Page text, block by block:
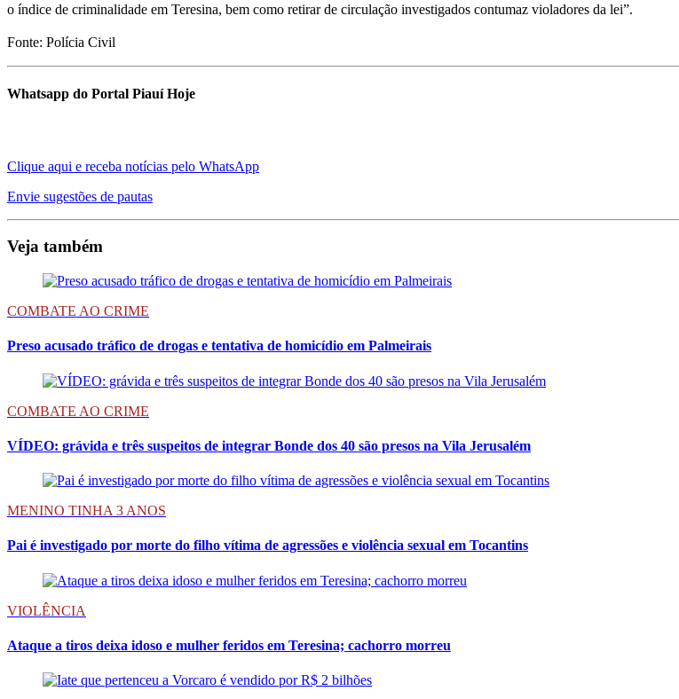
o índice de criminalidade em Teresina, bem como retirar de circulação investigados contumaz violadores da lei”.
Fonte: Polícia Civil
Whatsapp do Portal Piauí Hoje
Clique aqui e receba notícias pelo WhatsApp
Envie sugestões de pautas
Veja também
COMBATE AO CRIME
Preso acusado tráfico de drogas e tentativa de homicídio em Palmeirais
COMBATE AO CRIME
VÍDEO: grávida e três suspeitos de integrar Bonde dos 40 são presos na Vila Jerusalém
MENINO TINHA 3 ANOS
Pai é investigado por morte do filho vítima de agressões e violência sexual em Tocantins
VIOLÊNCIA
Ataque a tiros deixa idoso e mulher feridos em Teresina; cachorro morreu